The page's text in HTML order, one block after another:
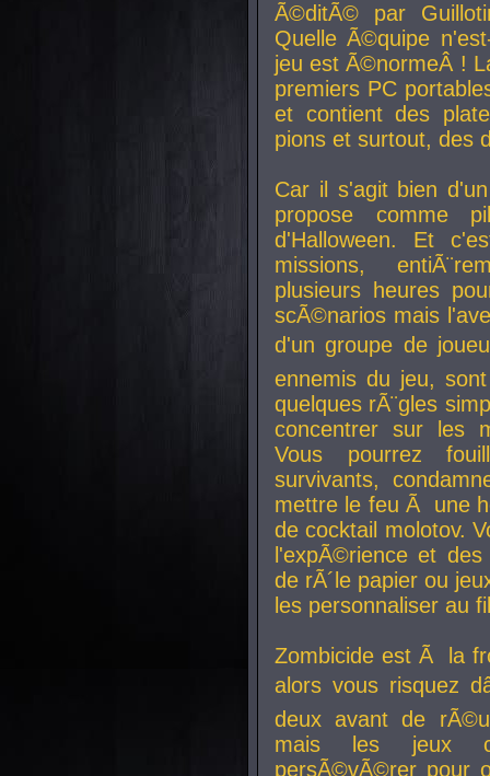
Ã©ditÃ© par
Quelle Ã©quipe
jeu est Ã©normeÂ !
premiers PC
et contient des
pions et surtout, des
Car il s'agit bien
propose comme
d'Halloween. Et
missions,
plusieurs heures
scÃ©narios mais
d'un groupe de
ennemis du jeu,
quelques rÃ¨gles
concentrer sur les
Vous pourrez
survivants,
mettre le feu Ã une
de cocktail molotov.
l'expÃ©rience et
de rÃ´le papier ou
les personnaliser au
Zombicide est Ã la
alors vous risquez
deux avant de
mais les jeux
persÃ©vÃ©rer pour